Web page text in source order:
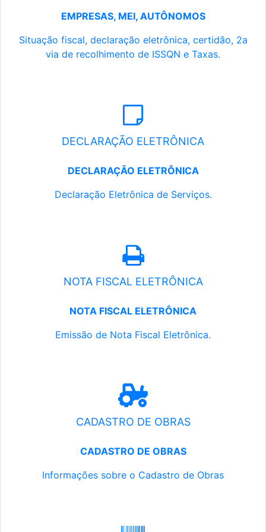
EMPRESAS, MEI, AUTÔNOMOS
Situação fiscal, declaração eletrônica, certidão, 2a
via de recolhimento de ISSQN e Taxas.
DECLARAÇÃO ELETRÔNICA
DECLARAÇÃO ELETRÔNICA
Declaração Eletrônica de Serviços.
NOTA FISCAL ELETRÔNICA
NOTA FISCAL ELETRÔNICA
Emissão de Nota Fiscal Eletrônica.
CADASTRO DE OBRAS
CADASTRO DE OBRAS
Informações sobre o Cadastro de Obras